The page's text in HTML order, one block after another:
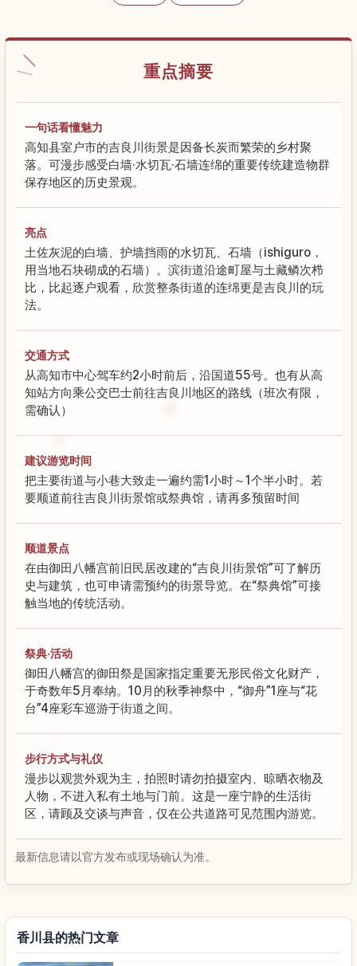
重点摘要
一句话看懂魅力
高知县室户市的吉良川街景是因备长炭而繁荣的乡村聚
落。可漫步感受白墙·水切瓦·石墙连绵的重要传统建造物群
保存地区的历史景观。
亮点
土佐灰泥的白墙、护墙挡雨的水切瓦、石墙（ishiguro，
用当地石块砌成的石墙）。滨街道沿途町屋与土藏鳞次栉
比，比起逐户观看，欣赏整条街道的连绵更是吉良川的玩
法。
交通方式
从高知市中心驾车约2小时前后，沿国道55号。也有从高
知站方向乘公交巴士前往吉良川地区的路线（班次有限，
需确认）
建议游览时间
把主要街道与小巷大致走一遍约需1小时～1个半小时。若
要顺道前往吉良川街景馆或祭典馆，请再多预留时间
顺道景点
在由御田八幡宫前旧民居改建的“吉良川街景馆”可了解历
史与建筑，也可申请需预约的街景导览。在“祭典馆”可接
触当地的传统活动。
祭典·活动
御田八幡宫的御田祭是国家指定重要无形民俗文化财产，
于奇数年5月奉纳。10月的秋季神祭中，“御舟”1座与“花
台”4座彩车巡游于街道之间。
步行方式与礼仪
漫步以观赏外观为主，拍照时请勿拍摄室内、晾晒衣物及
人物，不进入私有土地与门前。这是一座宁静的生活街
区，请顾及交谈与声音，仅在公共道路可见范围内游览。
最新信息请以官方发布或现场确认为准。
香川县的热门文章